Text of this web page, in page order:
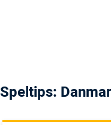
Speltips: